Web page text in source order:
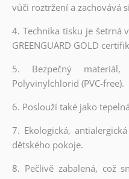
vůči roztržení a zachovává
4. Technika tisku je šetrná
GREENGUARD GOLD
5. Bezpečný
Polyvinylchlorid (PVC-free).
6. Poslouží také jako
7. Ekologická,
dětského pokoje.
8. Pečlivě zabalená, což